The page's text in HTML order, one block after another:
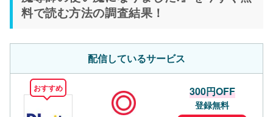
料で読む方法の調査結果！
配信しているサービス
おすすめ 300円OFF
登録無料